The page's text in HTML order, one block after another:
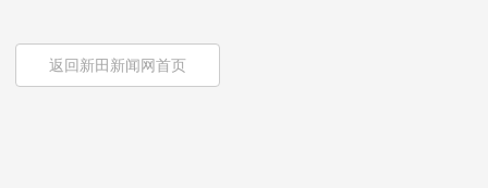
返回新田新闻网首页